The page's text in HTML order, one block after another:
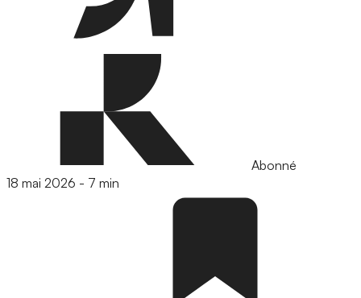
Abonné
18 mai 2026 - 7 min